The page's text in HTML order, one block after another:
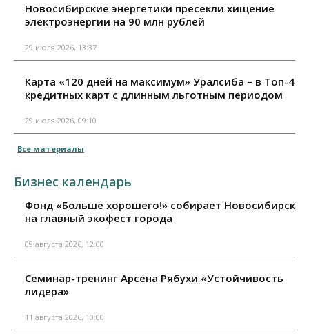
Новосибирские энергетики пресекли хищение
электроэнергии на 90 млн рублей
29 июля 2026, 13:37
Карта «120 дней на максимум» Уралсиба – в Топ-4
кредитных карт с длинным льготным периодом
29 июля 2026, 09:10
Все материалы
Бизнес календарь
Фонд «Больше хорошего!» собирает Новосибирск
на главный экофест города
09 августа 2026, 12:00
Семинар-тренинг Арсена Рябухи «Устойчивость
лидера»
11 августа 2026, 10:00